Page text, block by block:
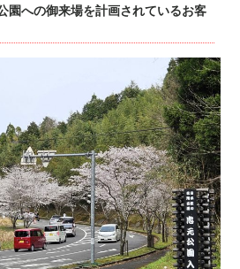
園への御来場を計画されているお客